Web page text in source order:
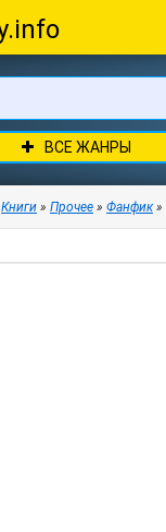
ВСЕ ЖАНРЫ
Книги » Прочее » Фанфик»